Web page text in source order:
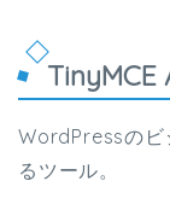
WordPressのビ
るツール。